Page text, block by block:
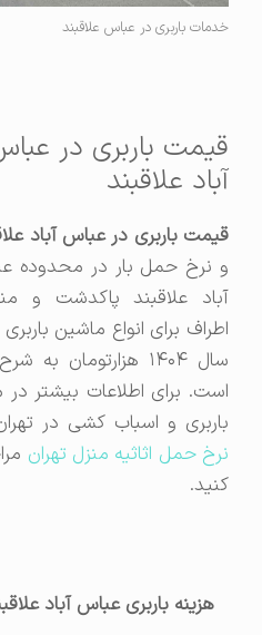
خدمات باربری در عباس علاقبند
قیمت باربری در عباس
آباد علاقبند
قیمت باربری در عباس آباد علاقبند
و نرخ حمل بار در محدوده عباس
آباد علاقبند پاکدشت و مناطق
اطراف برای انواع ماشین باربری برای
سال ۱۴۰۴ هزارتومان به شرح زیر
است. برای اطلاعات بیشتر در مورد
باربری و اسباب کشی در تهران به
نرخ حمل اثاثیه منزل تهرانمراجعه
کنید.
هزینه باربری عباس آباد علاقبند